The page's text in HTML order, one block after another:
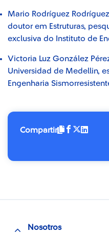
Mario Rodríguez
doutor em Estruturas,
exclusiva do Instituto de
Victoria Luz González
Universidad de Medellin,
Engenharia
Compartir
Nosotros